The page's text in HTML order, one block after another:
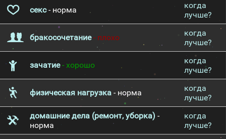
секс- норма
когда
лучше?
бракосочетание- плохо
когда
лучше?
зачатие- хорошо
когда
лучше?
физическая нагрузка - норма
когда
лучше?
домашние дела (ремонт, уборка) -
норма
когда
лучше?